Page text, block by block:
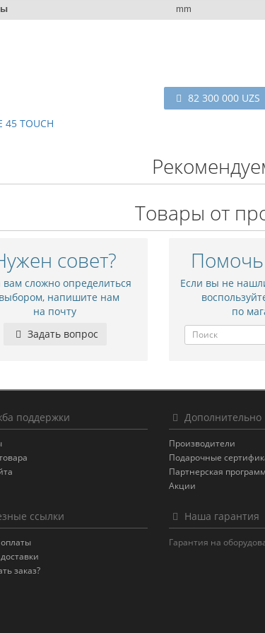
mm
82 300 000 UZS
45 TOUCH
Товары от
совет?
вам сложно определиться
напишите нам
на почту
Задать вопрос
Если вы не
по
поддержки Дополнительно
Производители
Подарочные
Партнерская
Акции
ссылки
заказ?
Наша гарантия
Гарантия на